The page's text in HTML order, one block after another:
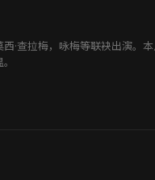
·查拉梅，咏梅等联袂出演。